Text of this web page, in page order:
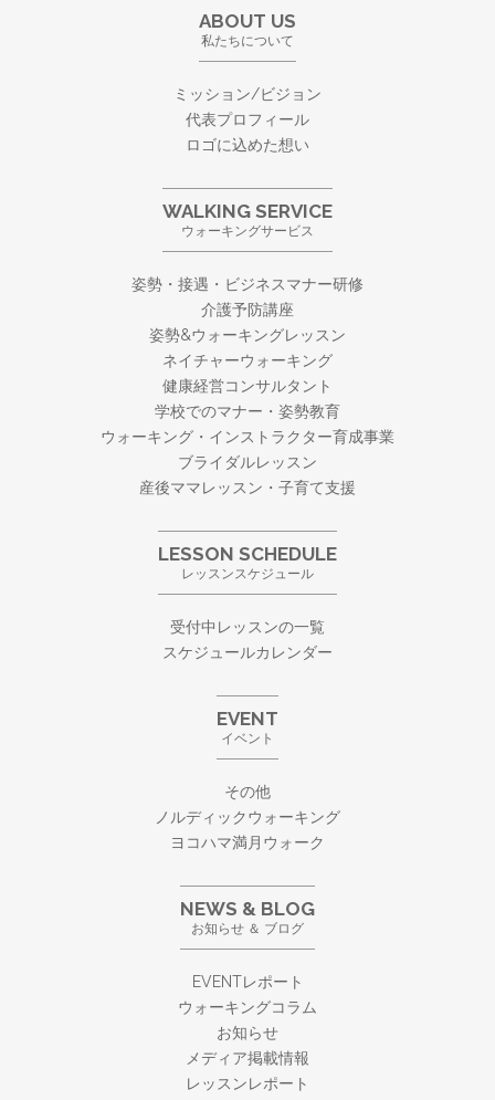
ABOUT US
私たちについて
ミッション/ビジョン
代表プロフィール
ロゴに込めた想い
WALKING SERVICE
ウォーキングサービス
姿勢・接遇・ビジネスマナー研修
介護予防講座
姿勢&ウォーキングレッスン
ネイチャーウォーキング
健康経営コンサルタント
学校でのマナー・姿勢教育
ウォーキング・ インストラクター育成事業
ブライダルレッスン
産後ママレッスン・子育て支援
LESSON SCHEDULE
レッスンスケジュール
受付中レッスンの一覧
スケジュールカレンダー
EVENT
イベント
その他
ノルディックウォーキング
ヨコハマ満月ウォーク
NEWS & BLOG
お知らせ ＆ ブログ
EVENTレポート
ウォーキングコラム
お知らせ
メディア掲載情報
レッスンレポート